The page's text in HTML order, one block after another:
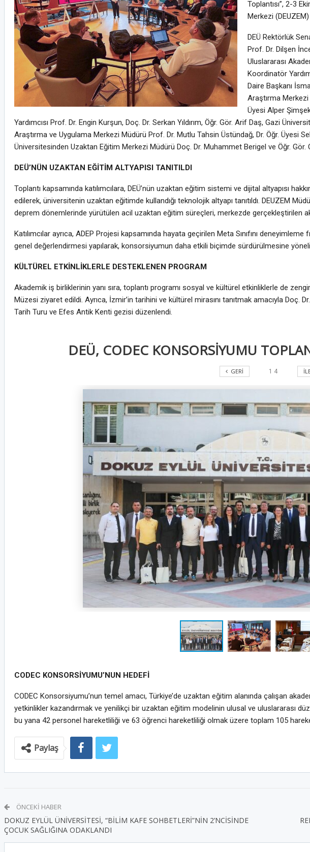
Toplantısı”, 2-3
Merkezi
DEÜ Rektörlük
Prof. Dr. Dilşen
Uluslararası
Koordinatör
Daire Başkanı
Araştırma Merkezi
Üyesi Alper
Yardımcısı Prof. Dr. Engin Kurşun, Doç. Dr. Serkan Yıldırım, Öğr. Gör. Arif Daş, Gazi
Araştırma ve Uygulama Merkezi Müdürü Prof. Dr. Mutlu Tahsin Üstündağ, Dr. Öğr. Üyesi
Üniversitesinden Uzaktan Eğitim Merkezi Müdürü Doç. Dr. Muhammet Berigel ve Öğr. Gör.
DEÜ’NÜN UZAKTAN EĞİTİM ALTYAPISI TANITILDI
Toplantı kapsamında katılımcılara, DEÜ’nün uzaktan eğitim sistemi ve dijital altyapısı
edilerek, üniversitenin uzaktan eğitimde kullandığı teknolojik altyapı tanıtıldı. DEUZEM
deprem dönemlerinde yürütülen acil uzaktan eğitim süreçleri, merkezde gerçekleştirilen
Katılımcılar ayrıca, ADEP Projesi kapsamında hayata geçirilen Meta Sınıfını
genel değerlendirmesi yapılarak, konsorsiyumun daha etkili biçimde sürdürülmesine
KÜLTÜREL ETKİNLİKLERLE DESTEKLENEN PROGRAM
Akademik iş birliklerinin yanı sıra, toplantı programı sosyal ve kültürel etkinliklerle de
Müzesi ziyaret edildi. Ayrıca, İzmir’in tarihini ve kültürel mirasını tanıtmak amacıyla Doç.
Tarih Turu ve Efes Antik Kenti gezisi düzenlendi.
DEÜ, CODEC KONSORSİYUMU
GERI 1 4
CODEC KONSORSİYUMU’NUN HEDEFİ
CODEC Konsorsiyumu’nun temel amacı, Türkiye’de uzaktan eğitim alanında çalışan
yetkinlikler kazandırmak ve yenilikçi bir uzaktan eğitim modelinin ulusal ve uluslararası
bu yana 42 personel hareketliliği ve 63 öğrenci hareketliliği olmak üzere toplam 105
Paylaş
ÖNCEKI HABER
DOKUZ EYLÜL ÜNİVERSİTESİ, “BİLİM KAFE SOHBETLERİ”NİN 2’NCİSİNDE
ÇOCUK SAĞLIĞINA ODAKLANDI